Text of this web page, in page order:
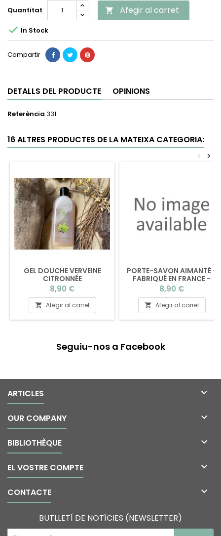
Quantitat  Afegir al carret
 In Stock
Compartir
DETALLS DEL PRODUCTE OPINIONS
Referència 331
16 ALTRES PRODUCTES DE LA MATEIXA CATEGORIA:
>
<
GEL DOUCHE VERVEINE
CITRONNÉE
Preu
8,90 €
 Afegir al carret
PORTE-SAVON AIMANTÉ -
FABRIQUÉ EN FRANCE -
SANS EMBALLAGE
Preu
8,90 €
 Afegir al carret
Seguiu-nos a Facebook
ARTICLES 
OUR COMPANY 
BIBLIOTHÈQUE 
EL VOSTRE COMPTE 
CONTACTE 
BUTLLETÍ DE NOTÍCIES (NEWSLETTER)